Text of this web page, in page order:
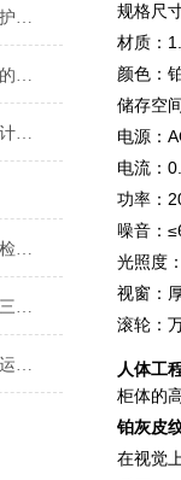
实验动物除臭柜：为科研保驾护航的智能环境管家
净气型通风柜的功能及它突出的几点长处
化学品组合柜的防火、防爆设计与安全保障
危险品储存仓库的维护与定期检查要点
通风柜、超净台和生物安全柜三者之间的区别
实验室通风柜排风及补风系统运行及控制要求
规格尺
材质：
颜⾊：
储存空
电源：
电流：
功率：
噪⾳：
光照度
视窗：
滚轮：
⼈体⼯
柜体的
铂灰皮
在视觉